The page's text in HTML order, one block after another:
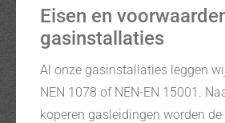
Eisen en
gasinstallaties
Al onze gasinstallaties leggen
NEN 1078 of NEN-EN 15001.
koperen gasleidingen worden